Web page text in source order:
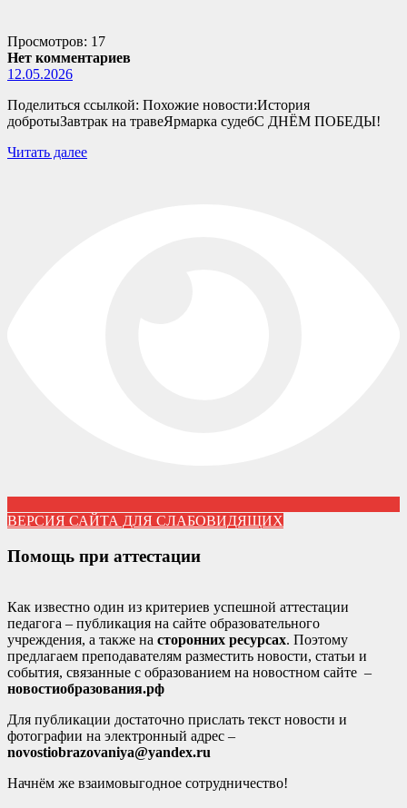
Просмотров: 17
Нет комментариев
12.05.2026
Поделиться ссылкой: Похожие новости:История
добротыЗавтрак на травеЯрмарка судебС ДНЁМ ПОБЕДЫ!
Читать далее
ВЕРСИЯ САЙТА ДЛЯ СЛАБОВИДЯЩИХ
Помощь при аттестации
Как известно один из критериев успешной аттестации
педагога – публикация на сайте образовательного
учреждения, а также на сторонних ресурсах. Поэтому
предлагаем преподавателям разместить новости, статьи и
события, связанные с образованием на новостном сайте –
новостиобразования.рф
Для публикации достаточно прислать текст новости и
фотографии на электронный адрес –
novostiobrazovaniya@yandex.ru
Начнём же взаимовыгодное сотрудничество!